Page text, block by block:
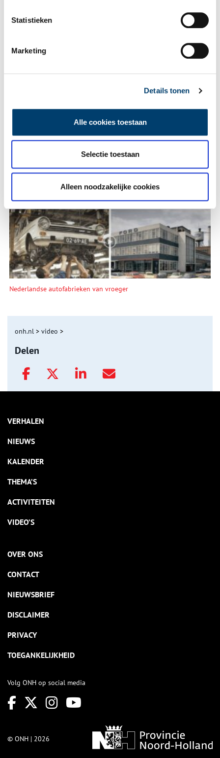
Statistieken
Marketing
Details tonen
Alle cookies toestaan
Selectie toestaan
Alleen noodzakelijke cookies
De eendenboeten op De Haukes
Nederlandse autofabrieken van vroeger
onh.nl > video >
Delen
VERHALEN
NIEUWS
KALENDER
THEMA’S
ACTIVITEITEN
VIDEO’S
OVER ONS
CONTACT
NIEUWSBRIEF
DISCLAIMER
PRIVACY
TOEGANKELIJKHEID
Volg ONH op social media
© ONH | 2026